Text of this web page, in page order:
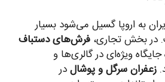
به اروپا گسیل می‌شود بسیار
در بخش تجاری، فرش‌های دستباف
ویژه‌ای در گالری‌ها و
زعفران سرگل و پوشالدر